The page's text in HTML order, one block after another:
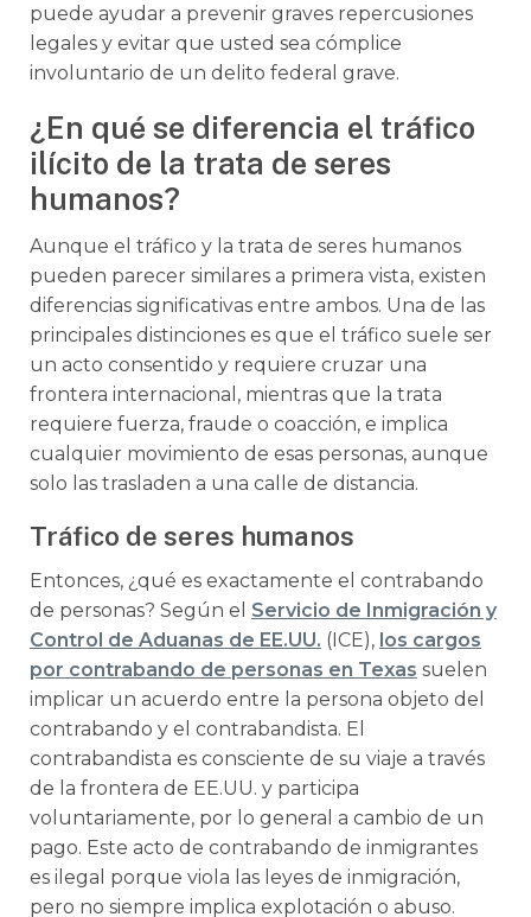
puede ayudar a prevenir graves repercusiones
legales y evitar que usted sea cómplice
involuntario de un delito federal grave.
¿En qué se diferencia el tráfico
ilícito de la trata de seres
humanos?
Aunque el tráfico y la trata de seres humanos
pueden parecer similares a primera vista, existen
diferencias significativas entre ambos. Una de las
principales distinciones es que el tráfico suele ser
un acto consentido y requiere cruzar una
frontera internacional, mientras que la trata
requiere fuerza, fraude o coacción, e implica
cualquier movimiento de esas personas, aunque
solo las trasladen a una calle de distancia.
Tráfico de seres humanos
Entonces, ¿qué es exactamente el contrabando
de personas? Según el Servicio de Inmigración y
Control de Aduanas de EE.UU. (ICE), los cargos
por contrabando de personas en Texas suelen
implicar un acuerdo entre la persona objeto del
contrabando y el contrabandista. El
contrabandista es consciente de su viaje a través
de la frontera de EE.UU. y participa
voluntariamente, por lo general a cambio de un
pago. Este acto de contrabando de inmigrantes
es ilegal porque viola las leyes de inmigración,
pero no siempre implica explotación o abuso.